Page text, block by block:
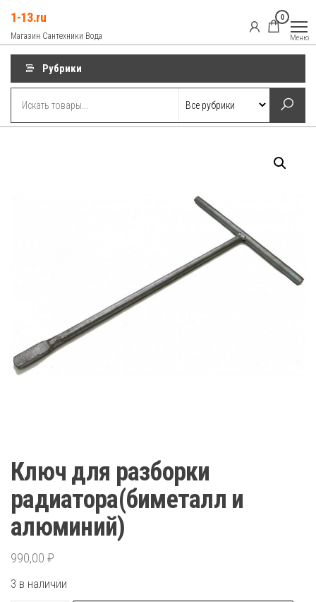
содержимому
1-13.ru
Магазин Сантехники Вода
0
Меню
Рубрики
Ключ для разборки
радиатора(биметалл и
алюминий)
990,00 ₽
3 в наличии